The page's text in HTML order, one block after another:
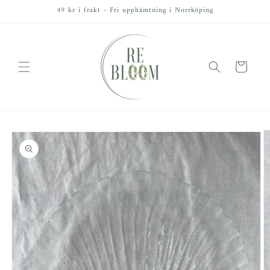
49 kr i frakt - Fri upphämtning i Norrköping
Varukorg
vidare till